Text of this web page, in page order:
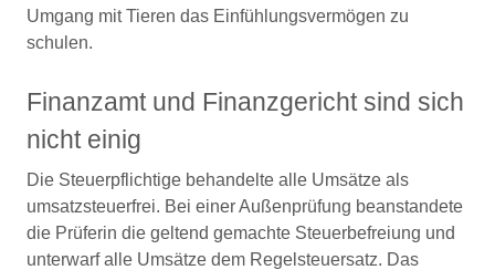
Umgang mit Tieren das Einfühlungsvermögen zu
schulen.
Finanzamt und Finanzgericht sind sich
nicht einig
Die Steuerpflichtige behandelte alle Umsätze als
umsatzsteuerfrei. Bei einer Außenprüfung beanstandete
die Prüferin die geltend gemachte Steuerbefreiung und
unterwarf alle Umsätze dem Regelsteuersatz. Das